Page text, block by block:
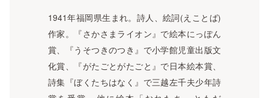
1941年福岡県生まれ。詩人、絵詞(えことば)
作家。『さかさまライオン』で絵本にっぽん
賞、『うそつきのつき』で小学館児童出版文
化賞、『がたごとがたごと』で日本絵本賞、
詩集『ぼくたちはなく』で三越左千夫少年詩